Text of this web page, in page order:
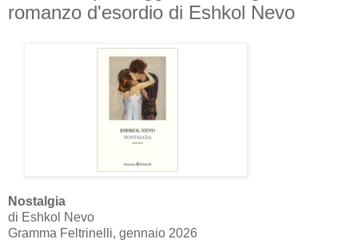
romanzo d'esordio di Eshkol Nevo
Nostalgia
di Eshkol Nevo
Gramma Feltrinelli, gennaio 2026